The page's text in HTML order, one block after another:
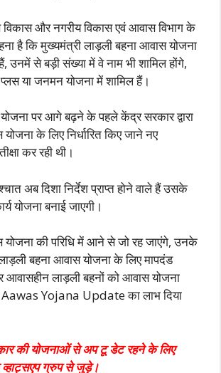
विकास और नगरीय विकास एवं आवास विभाग के
है कि मुख्यमंत्री लाड़ली बहना आवास योजना
से बड़ी संख्या में वे नाम भी शामिल होंगे,
या जनमन योजना में शामिल हैं।
पर आगे बढ़ने के पहले केंद्र सरकार द्वारा
के लिए निर्धारित किए जाने नए
कर रही थी।
अब दिशा निर्देश प्राप्त होने वाले हैं उसके
योजना बनाई जाएगी।
योजना की परिधि में आने से जो रह जाएंगे, उनके
बहना आवास योजना के लिए मापदंड
आवासहीन लाड़ली बहनों को आवास योजना
Yojana Update का लाभ दिया
की योजनाओं से अप टू डेट रहने के लिए
व्हाट्सएप ग्रुप से जुड़े।